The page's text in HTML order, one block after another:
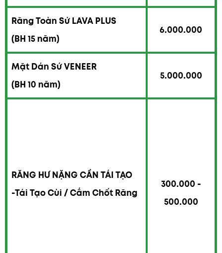
Răng Toàn Sứ LAVA PLUS
(BH 15 năm)
6.000.000
Mặt Dán Sứ VENEER
(BH 10 năm)
5.000.000
RĂNG HƯ NẶNG CẦN TÁI TẠO
-Tái Tạo Cùi /Cắm Chốt Răng
300.000 -
500.000